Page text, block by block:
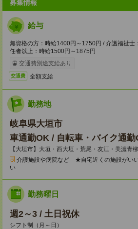
募集情報
給与
無資格の方：時給1400円～1750円 / 介護福祉士
任者以上：時給1500円～1875円
交通費別途支給あり
交通費 全額支給
勤務地
岐阜県大垣市
車通勤OK / 自転車・バイク通勤
【大垣市】大垣・西大垣・荒尾・友江・美濃青
介護施設や病院など ★自宅近くの施設がい
い
勤務曜日
週2～3 / 土日祝休
シフト制（月～日）